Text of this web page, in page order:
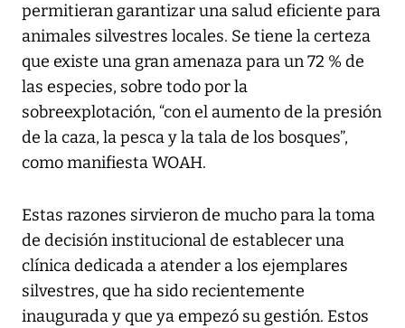
permitieran garantizar una salud eficiente para
animales silvestres locales. Se tiene la certeza
que existe una gran amenaza para un 72 % de
las especies, sobre todo por la
sobreexplotación, “con el aumento de la presión
de la caza, la pesca y la tala de los bosques”,
como manifiesta WOAH.
Estas razones sirvieron de mucho para la toma
de decisión institucional de establecer una
clínica dedicada a atender a los ejemplares
silvestres, que ha sido recientemente
inaugurada y que ya empezó su gestión. Estos